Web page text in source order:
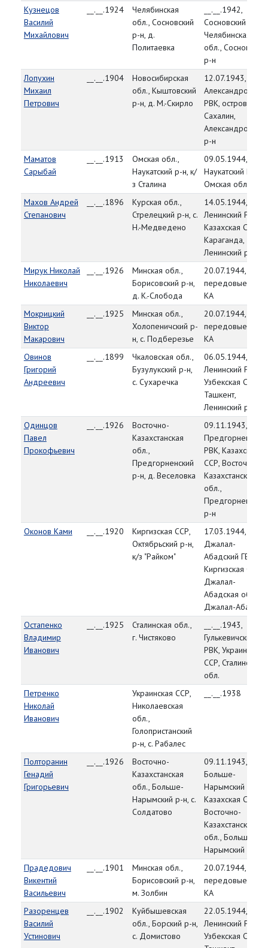
Кузнецов
Василий
Михайлович
__.__.1924
Челябинская
обл., Сосновский
р-н, д.
Политаевка
__.__.1942,
Сосновский РВК,
Челябинская
обл., Сосновский
р-н
Лопухин
Михаил
Петрович
__.__.1904
Новосибирская
обл., Кыштовский
р-н, д. М.-Скирло
12.07.1943,
Александровский
РВК, остров
Сахалин,
Александровский
р-н
Маматов
Сарыбай
__.__.1913
Омская обл.,
Наукатский р-н, к/
з Сталина
09.05.1944,
Наукатский РВК,
Омская обл.
Махов Андрей
Степанович
__.__.1896
Курская обл.,
Стрелецкий р-н, с.
Н.-Медведено
14.05.1944,
Ленинский РВК,
Казахская ССР, г.
Караганда,
Ленинский р-н
Мирук Николай
Николаевич
__.__.1926
Минская обл.,
Борисовский р-н,
д. К.-Слобода
20.07.1944,
передовые части
КА
Мокрицкий
Виктор
Макарович
__.__.1925
Минская обл.,
Холопеничский р-
н, с. Подберезье
20.07.1944,
передовые части
КА
Овинов
Григорий
Андреевич
__.__.1899
Чкаловская обл.,
Бузулукский р-н,
с. Сухаречка
06.05.1944,
Ленинский РВК,
Узбекская ССР, г.
Ташкент,
Ленинский р-н
Одинцов
Павел
Прокофьевич
__.__.1926
Восточно-
Казахстанская
обл.,
Предгорненский
р-н, д. Веселовка
09.11.1943,
Предгорненский
РВК, Казахская
ССР, Восточно-
Казахстанская
обл.,
Предгорненский
р-н
Оконов Ками
__.__.1920
Киргизская ССР,
Октябрьский р-н,
к/з "Райком"
17.03.1944,
Джалал-
Абадский ГВК,
Киргизская ССР,
Джалал-
Абадская обл., г.
Джалал-Абад
Остапенко
Владимир
Иванович
__.__.1925
Сталинская обл.,
г. Чистяково
__.__.1943,
Гулькевичский
РВК, Украинская
ССР, Сталинская
обл.
Петренко
Николай
Иванович
Украинская ССР,
Николаевская
обл.,
Голопристанский
р-н, с. Рабалес
__.__.1938
Полторанин
Генадий
Григорьевич
__.__.1926
Восточно-
Казахстанская
обл., Больше-
Нарымский р-н, с.
Солдатово
09.11.1943,
Больше-
Нарымский РВК,
Казахская ССР,
Восточно-
Казахстанская
обл., Больше-
Нарымский р-н
Прадедович
Викентий
Васильевич
__.__.1901
Минская обл.,
Борисовский р-н,
м. Золбин
20.07.1944,
передовые части
КА
Разоренцев
Василий
Устинович
__.__.1902
Куйбышевская
обл., Борский р-н,
с. Домистово
22.05.1944,
Ленинский РВК,
Узбекская ССР, г.